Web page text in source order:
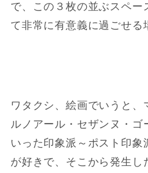
で、この３枚の並ぶスペー
て非常に有意義に過ごせる
ワタクシ、絵画でいうと、
ルノアール・セザンヌ・ゴ
いった印象派～ポスト印象
が好きで、そこから発生し